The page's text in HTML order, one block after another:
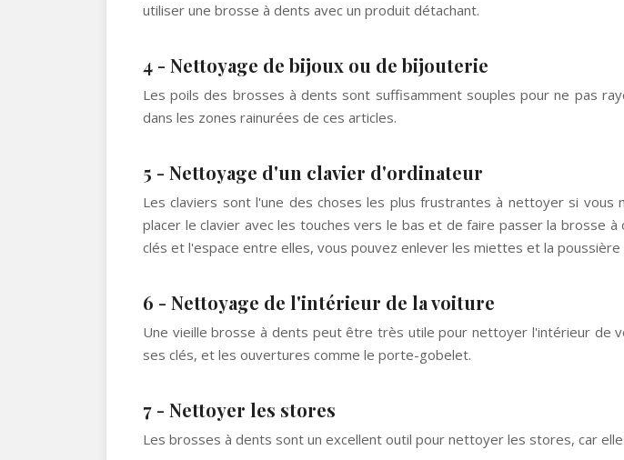
utiliser une brosse à dents avec un produit détachant.
4 - Nettoyage de bijoux ou de bijouterie
Les poils des brosses à dents sont suffisamment souples pour ne pas
dans les zones rainurées de ces articles.
5 - Nettoyage d'un clavier d'ordinateur
Les claviers sont l'une des choses les plus frustrantes à nettoyer si
placer le clavier avec les touches vers le bas et de faire passer la brosse
clés et l'espace entre elles, vous pouvez enlever les miettes et la poussière
6 - Nettoyage de l'intérieur de la voiture
Une vieille brosse à dents peut être très utile pour nettoyer l'intérieur de
ses clés, et les ouvertures comme le porte-gobelet.
7 - Nettoyer les stores
Les brosses à dents sont un excellent outil pour nettoyer les stores, car